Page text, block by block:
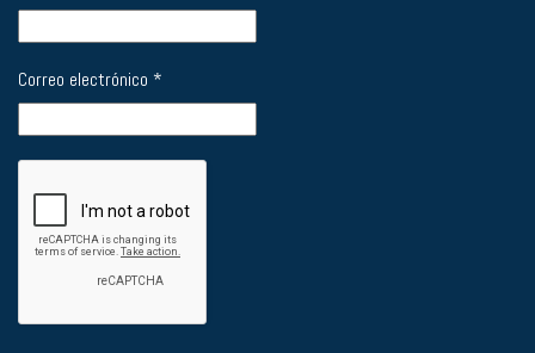
Correo electrónico *